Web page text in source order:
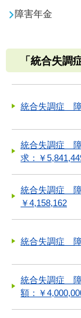
障害年金
「統合失調
統合失調症 障
統合失調症 障
求：￥
統合失調症 障
￥4,158,162
統合失調症 障
統合失調症
額：￥